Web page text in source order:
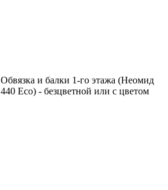
Обвязка и балки 1-го этажа (Неомид
440 Eco) - безцветной или с цветом